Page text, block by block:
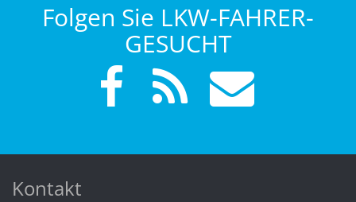
Folgen Sie LKW-FAHRER-
GESUCHT
Kontakt